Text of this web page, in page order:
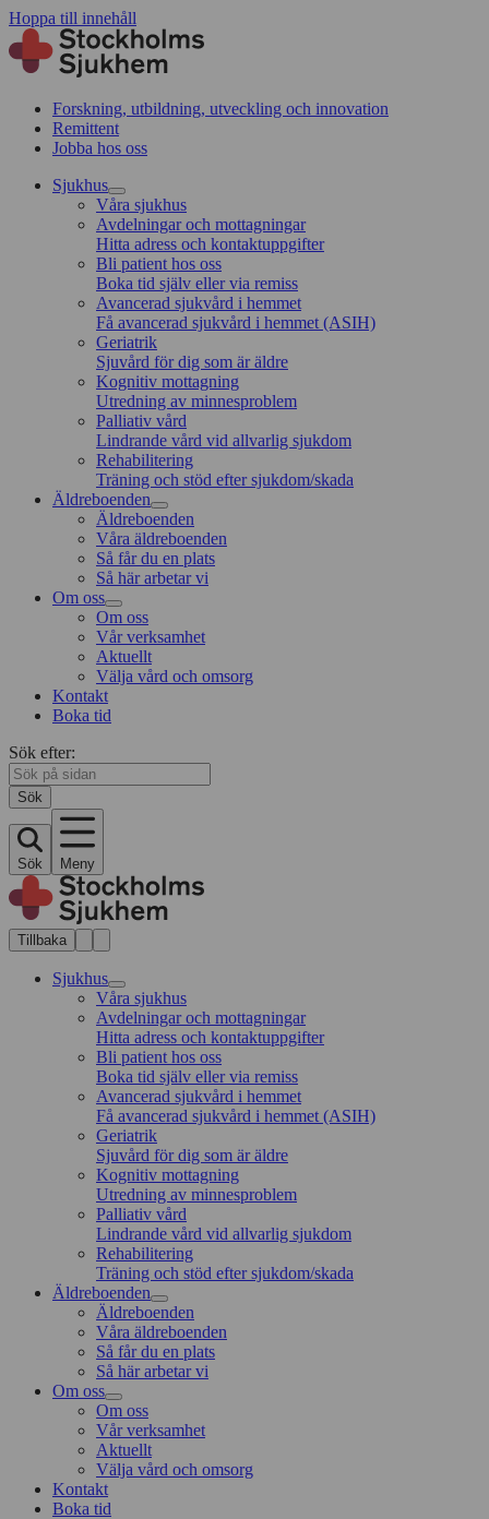
Hoppa till innehåll
Forskning, utbildning, utveckling och innovation
Remittent
Jobba hos oss
Sjukhus
Våra sjukhus
Avdelningar och mottagningar
Hitta adress och kontaktuppgifter
Bli patient hos oss
Boka tid själv eller via remiss
Avancerad sjukvård i hemmet
Få avancerad sjukvård i hemmet (ASIH)
Geriatrik
Sjuvård för dig som är äldre
Kognitiv mottagning
Utredning av minnesproblem
Palliativ vård
Lindrande vård vid allvarlig sjukdom
Rehabilitering
Träning och stöd efter sjukdom/skada
Äldreboenden
Äldreboenden
Våra äldreboenden
Så får du en plats
Så här arbetar vi
Om oss
Om oss
Vår verksamhet
Aktuellt
Välja vård och omsorg
Kontakt
Boka tid
Sök efter:
Sök
Sök Meny
Tillbaka
Sjukhus
Våra sjukhus
Avdelningar och mottagningar
Hitta adress och kontaktuppgifter
Bli patient hos oss
Boka tid själv eller via remiss
Avancerad sjukvård i hemmet
Få avancerad sjukvård i hemmet (ASIH)
Geriatrik
Sjuvård för dig som är äldre
Kognitiv mottagning
Utredning av minnesproblem
Palliativ vård
Lindrande vård vid allvarlig sjukdom
Rehabilitering
Träning och stöd efter sjukdom/skada
Äldreboenden
Äldreboenden
Våra äldreboenden
Så får du en plats
Så här arbetar vi
Om oss
Om oss
Vår verksamhet
Aktuellt
Välja vård och omsorg
Kontakt
Boka tid